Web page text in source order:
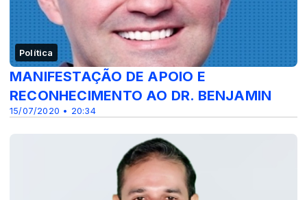
Política
15/07/2020 • 20:34
MANIFESTAÇÃO DE APOIO E
RECONHECIMENTO AO DR. BENJAMIN